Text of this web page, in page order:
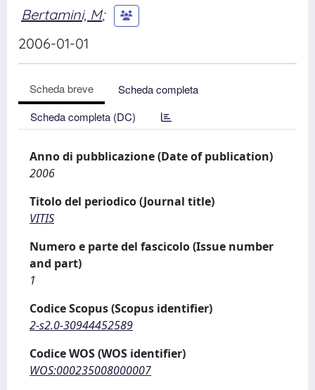
Bertamini, M;
2006-01-01
Scheda breve
Scheda completa
Scheda completa (DC)
Anno di pubblicazione (Date of publication)
2006
Titolo del periodico (Journal title)
VITIS
Numero e parte del fascicolo (Issue number
and part)
1
Codice Scopus (Scopus identifier)
2-s2.0-30944452589
Codice WOS (WOS identifier)
WOS:000235008000007